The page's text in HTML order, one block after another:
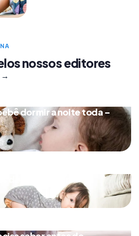
nossos editores
→
dormir a noite toda –
de engatinhar